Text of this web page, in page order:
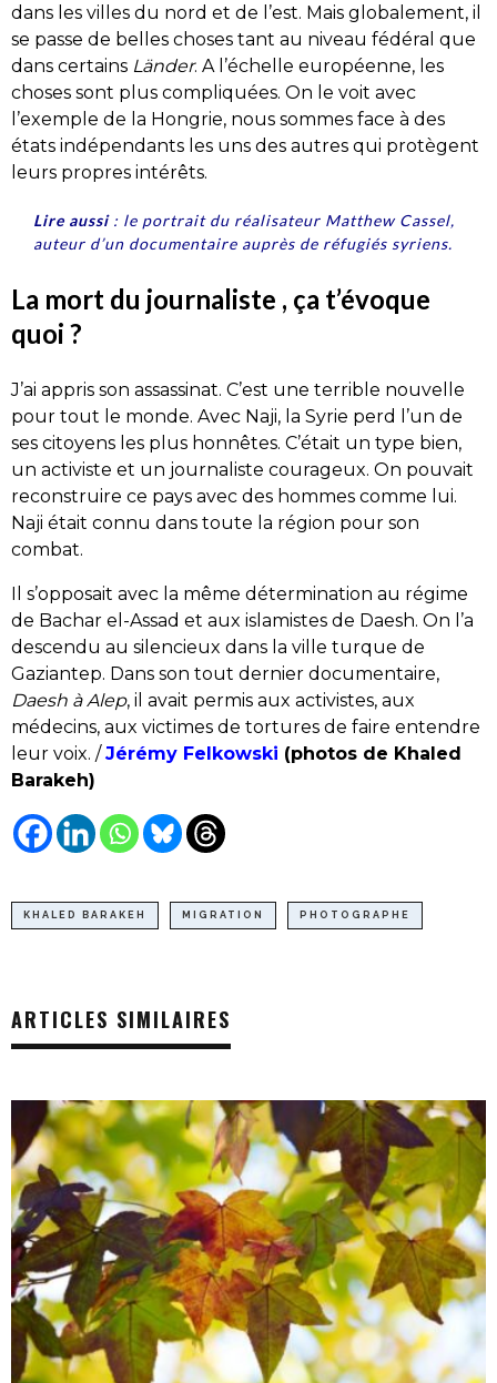
dans les villes du nord et de l’est. Mais globalement, il
se passe de belles choses tant au niveau fédéral que
dans certains Länder. A l’échelle européenne, les
choses sont plus compliquées. On le voit avec
l’exemple de la Hongrie, nous sommes face à des
états indépendants les uns des autres qui protègent
leurs propres intérêts.
Lire aussi: le portrait du réalisateur Matthew Cassel,
auteur d’un documentaire auprès de réfugiés syriens.
La mort du journaliste , ça t’évoque
quoi ?
J’ai appris son assassinat. C’est une terrible nouvelle
pour tout le monde. Avec Naji, la Syrie perd l’un de
ses citoyens les plus honnêtes. C’était un type bien,
un activiste et un journaliste courageux. On pouvait
reconstruire ce pays avec des hommes comme lui.
Naji était connu dans toute la région pour son
combat.
Il s’opposait avec la même détermination au régime
de Bachar el-Assad et aux islamistes de Daesh. On l’a
descendu au silencieux dans la ville turque de
Gaziantep. Dans son tout dernier documentaire,
Daesh à Alep, il avait permis aux activistes, aux
médecins, aux victimes de tortures de faire entendre
leur voix. /Jérémy Felkowski (photos de Khaled
Barakeh)
KHALED BARAKEH MIGRATION PHOTOGRAPHE
ARTICLES SIMILAIRES